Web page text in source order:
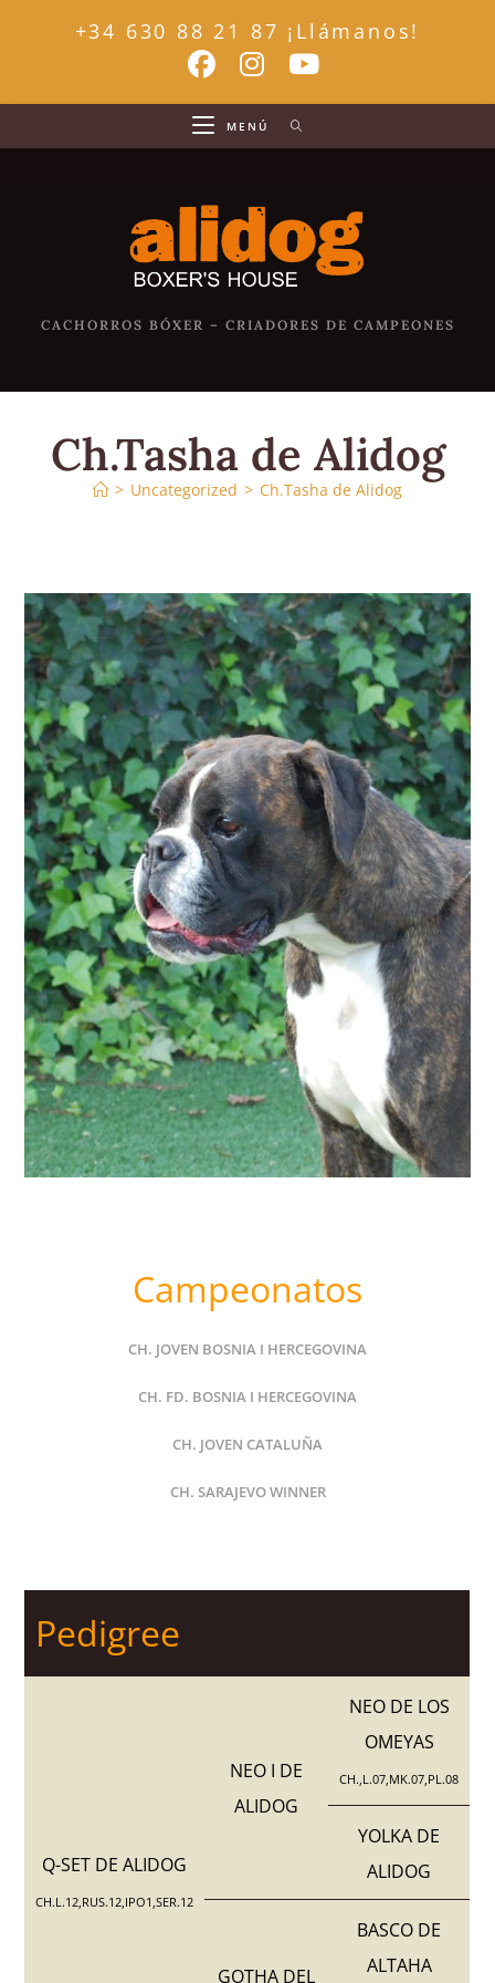
+34 630 88 21 87 ¡Llámanos!
MENÚ
CACHORROS BÓXER – CRIADORES DE CAMPEONES
Ch.Tasha de Alidog
> Uncategorized > Ch.Tasha de Alidog
Campeonatos
CH. JOVEN BOSNIA I HERCEGOVINA
CH. FD. BOSNIA I HERCEGOVINA
CH. JOVEN CATALUÑA
CH. SARAJEVO WINNER
Pedigree
Q-SET DE ALIDOG
CH.L.12,RUS.12,IPO1,SER.12
NEO I DE
ALIDOG
NEO DE LOS
OMEYAS
CH.,L.07,MK.07,PL.08
YOLKA DE
ALIDOG
GOTHA DEL
BASCO DE
ALTAHA